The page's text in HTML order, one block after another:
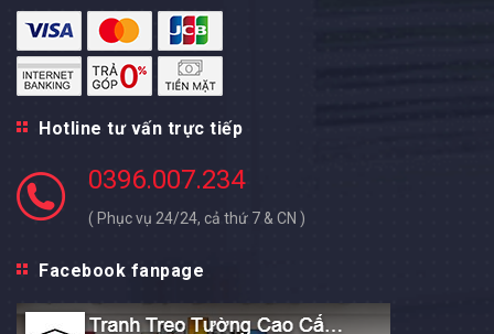
Hotline tư vấn trực tiếp
0396.007.234
( Phục vụ 24/24, cả thứ 7 & CN )
Facebook fanpage